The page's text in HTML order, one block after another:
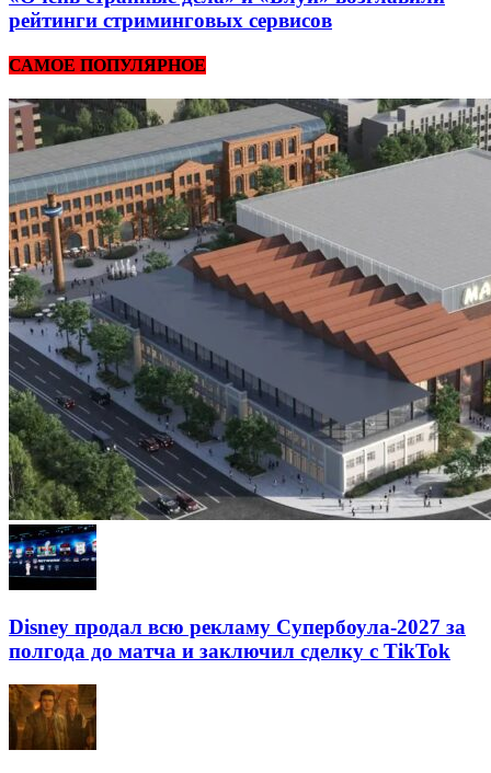
рейтинги стриминговых сервисов
САМОЕ ПОПУЛЯРНОЕ
Disney продал всю рекламу Супербоула-2027 за
полгода до матча и заключил сделку с TikTok